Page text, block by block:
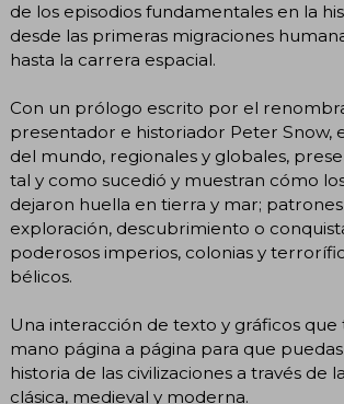
de los episodios fundamentales en la
desde las primeras migraciones
hasta la carrera espacial.
Con un prólogo escrito por el
presentador e historiador Peter Snow,
del mundo, regionales y globales,
tal y como sucedió y muestran cómo
dejaron huella en tierra y mar;
exploración, descubrimiento o
poderosos imperios, colonias y
bélicos.
Una interacción de texto y gráficos que
mano página a página para que
historia de las civilizaciones a través de
clásica, medieval y moderna.